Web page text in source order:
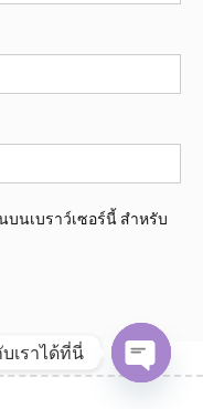
นเบราว์เซอร์นี้ สำหรับ
เราได้ที่นี่
Open